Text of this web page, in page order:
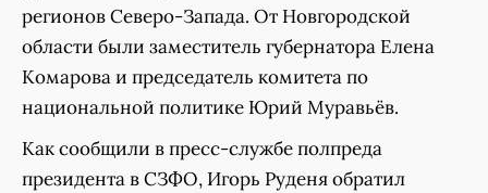
регионов Северо-Запада. От Новгородской
области были заместитель губернатора Елена
Комарова и председатель комитета по
национальной политике Юрий Муравьёв.
Как сообщили в пресс-службе полпреда
президента в СЗФО, Игорь Руденя обратил